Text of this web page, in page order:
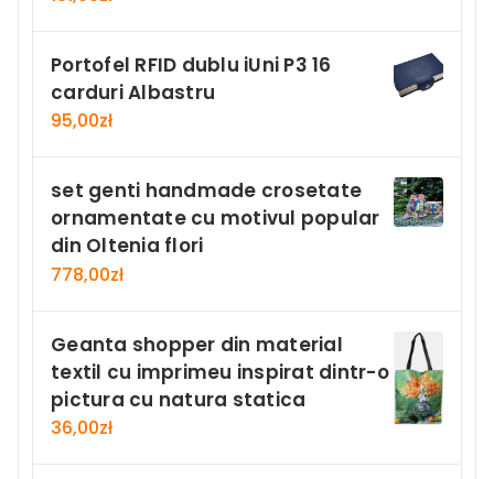
Portofel RFID dublu iUni P3 16
carduri Albastru
95,00zł
set genti handmade crosetate
ornamentate cu motivul popular
din Oltenia flori
778,00zł
Geanta shopper din material
textil cu imprimeu inspirat dintr-o
pictura cu natura statica
36,00zł